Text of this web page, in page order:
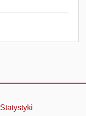
Statystyki